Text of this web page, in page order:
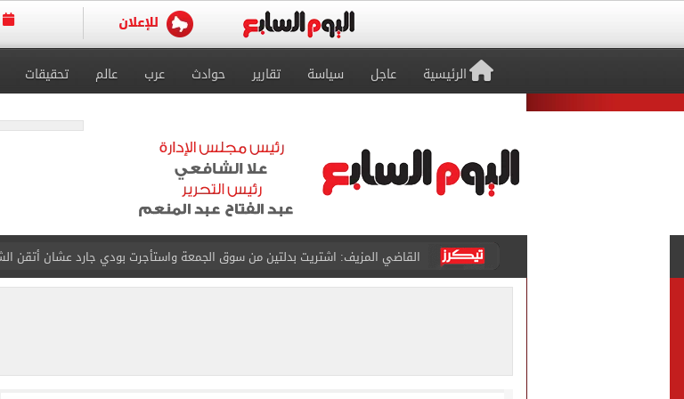
الرئيسية عاجل سياسة تقارير حوادث عرب عالم تحقيقات
برشلونة يطرح تذاكر مواجهة الأهلي على كأس خوان جامبر
قفزة أعادت الزمن الجميل.. رأسية وائل جمعة فى مران الأهلي تستحضر أمجاد الصخرة